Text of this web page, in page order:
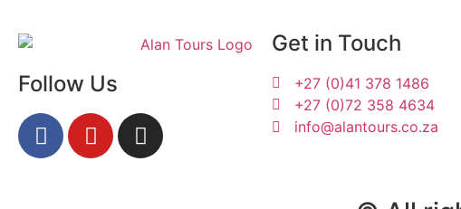
Follow Us
Get in Touch
+27 (0)41 378 1486
+27 (0)72 358 4634
info@alantours.co.za